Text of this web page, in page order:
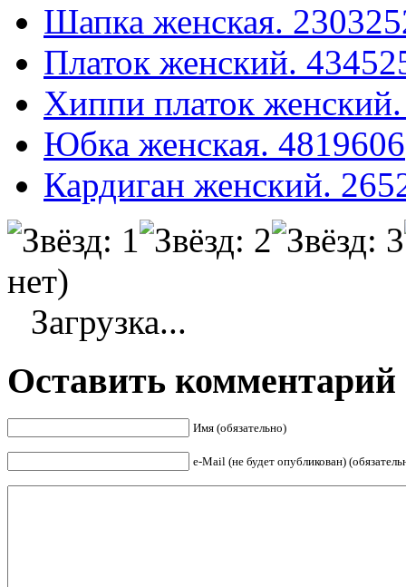
Шапка женская.
Платок женский.
Хиппи платок
Юбка женская. 4819606
Кардиган женский.
нет)
Загрузка...
Оставить комментарий
Имя (обязательно)
е-Mail (не будет опубликован)